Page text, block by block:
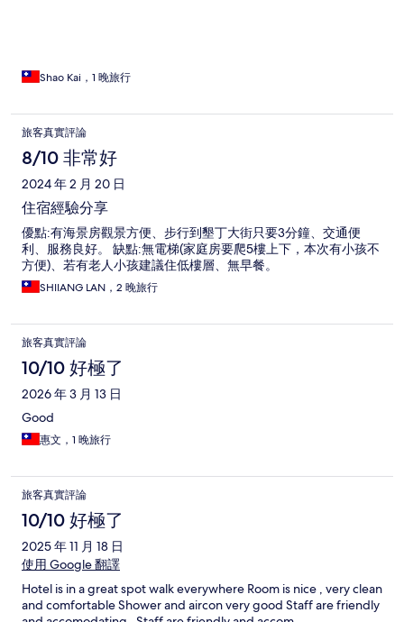
Shao Kai，1 晚旅行
旅客真實評論
8/10 非常好
2024 年 2 月 20 日
住宿經驗分享
優點:有海景房觀景方便、步行到墾丁大街只要3分鐘、交通便
利、服務良好。 缺點:無電梯(家庭房要爬5樓上下，本次有小孩不
方便)、若有老人小孩建議住低樓層、無早餐。
SHIIANG LAN，2 晚旅行
旅客真實評論
10/10 好極了
2026 年 3 月 13 日
Good
惠文，1 晚旅行
旅客真實評論
10/10 好極了
2025 年 11 月 18 日
使用 Google 翻譯
Hotel is in a great spot walk everywhere Room is nice , very clean
and comfortable Shower and aircon very good Staff are friendly